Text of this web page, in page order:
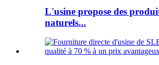
L'usine propose des
naturels...